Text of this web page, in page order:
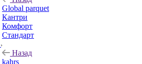
Global parquet
Кантри
Комфорт
Стандарт
Назад
kahrs